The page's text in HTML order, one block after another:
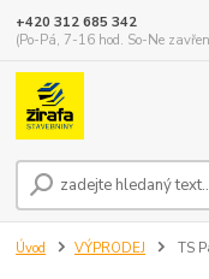
+420 312 685 342
(Po-Pá, 7-16 hod. So-Ne
Úvod VÝPRODEJ TS